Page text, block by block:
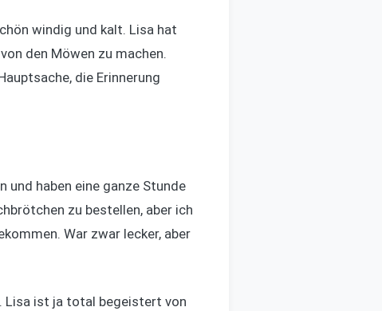
windig und kalt. Lisa hat
den Möwen zu machen.
die Erinnerung
und haben eine ganze Stunde
zu bestellen, aber ich
War zwar lecker, aber
Lisa ist ja total begeistert von